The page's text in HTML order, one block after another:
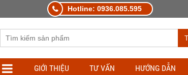
Hotline: 0936.085.595
GIỚI THIỆU TƯ VẤN HƯỚNG DẪN